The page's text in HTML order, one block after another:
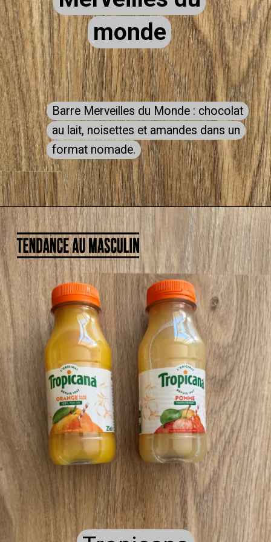
monde
monde
Barre Merveilles du Monde : chocolat
au lait, noisettes et amandes dans un
format nomade.
Barre Merveilles du Monde : chocolat
au lait, noisettes et amandes dans un
format nomade.